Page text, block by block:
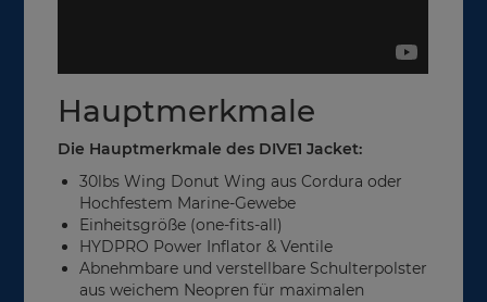
Hauptmerkmale
Die Hauptmerkmale des DIVE1 Jacket:
30lbs Wing Donut Wing aus Cordura oder
Hochfestem Marine-Gewebe
Einheitsgröße (one-fits-all)
HYDPRO Power Inflator & Ventile
Abnehmbare und verstellbare Schulterpolster
aus weichem Neopren für maximalen